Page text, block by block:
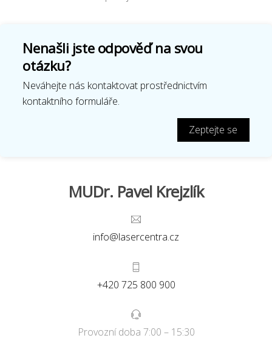
Nenašli jste odpověď na svou
otázku?
Neváhejte nás kontaktovat prostřednictvím
kontaktního formuláře.
Zeptejte se
MUDr. Pavel Krejzlík
info@lasercentra.cz
+420 725 800 900
Provozní doba 7:00 – 15:30